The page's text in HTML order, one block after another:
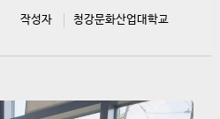
작성자 청강문화산업대학교